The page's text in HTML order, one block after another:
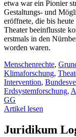
etwa war ein Pionier
Gestaltungs- und
eröffnete, die bis
Theater beeinflusste
erstmals in den
worden waren.
Menschenrechte,
Klimaforschung,
Intervention,
Erdsystemforschung,
GG
Artikel lesen
Juridikum